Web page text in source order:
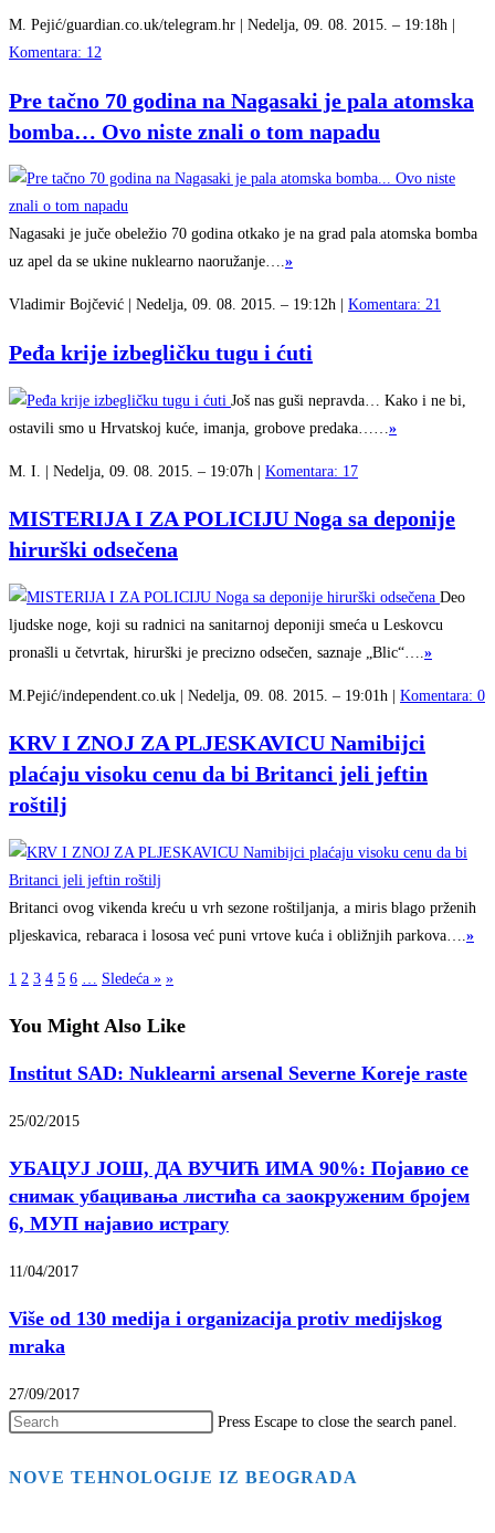
M. Pejić/guardian.co.uk/telegram.hr | Nedelja, 09. 08. 2015. – 19:18h |
Komentara: 12
Pre tačno 70 godina na Nagasaki je pala atomska
bomba… Ovo niste znali o tom napadu
Nagasaki je juče obeležio 70 godina otkako je na grad pala atomska bomba
uz apel da se ukine nuklearno naoružanje….»
Vladimir Bojčević | Nedelja, 09. 08. 2015. – 19:12h | Komentara: 21
Peđa krije izbegličku tugu i ćuti
Još nas guši nepravda… Kako i ne bi,
ostavili smo u Hrvatskoj kuće, imanja, grobove predaka…… »
M. I. | Nedelja, 09. 08. 2015. – 19:07h | Komentara: 17
MISTERIJA I ZA POLICIJU Noga sa deponije
hirurški odsečena
Deo
ljudske noge, koji su radnici na sanitarnoj deponiji smeća u Leskovcu
pronašli u četvrtak, hirurški je precizno odsečen, saznaje „Blic“…. »
M.Pejić/independent.co.uk | Nedelja, 09. 08. 2015. – 19:01h | Komentara: 0
KRV I ZNOJ ZA PLJESKAVICU Namibijci
plaćaju visoku cenu da bi Britanci jeli jeftin
roštilj
Britanci ovog vikenda kreću u vrh sezone roštiljanja, a miris blago prženih
pljeskavica, rebaraca i lososa već puni vrtove kuća i obližnjih parkova…. »
1 2 3 4 5 6 Sledeća » »
You Might Also Like
Institut SAD: Nuklearni arsenal Severne Koreje raste
25/02/2015
УБАЦУЈ ЈОШ, ДА ВУЧИЋ ИМА 90%: Појавио се
снимак убацивања листића са заокруженим бројем
6, МУП најавио истрагу
11/04/2017
Više od 130 medija i organizacija protiv medijskog
mraka
27/09/2017
Press Escape to close the search panel.
NOVE TEHNOLOGIJE IZ BEOGRADA